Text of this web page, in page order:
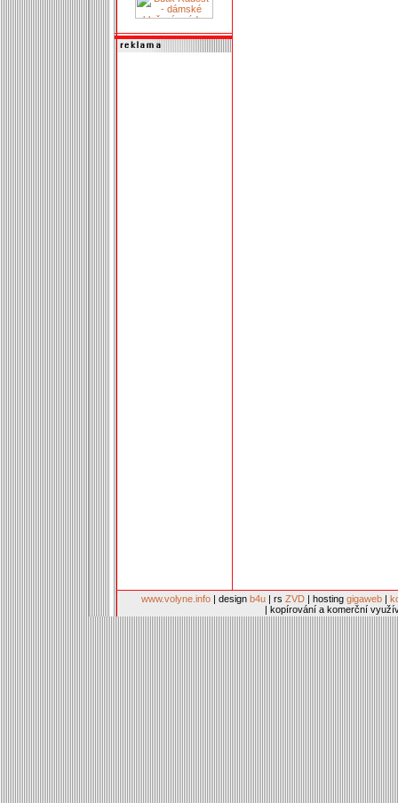
www.volyne.info | design b4u | rs ZVD | hosting gigaweb |
| kopírování a komerční